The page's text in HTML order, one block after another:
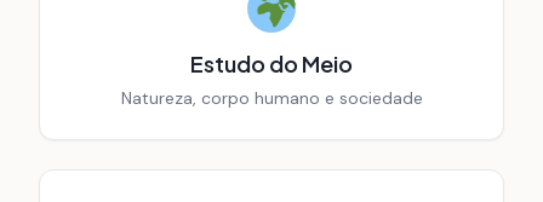
Estudo do Meio
Natureza, corpo humano e sociedade